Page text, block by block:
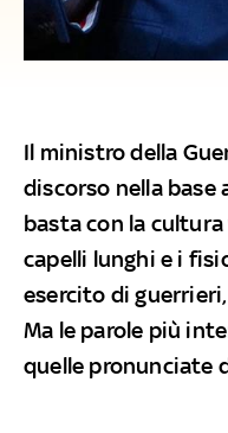
Il ministro della
discorso nella base
basta con la cultura
capelli lunghi e i
esercito di
Ma le parole più
quelle pronunciate